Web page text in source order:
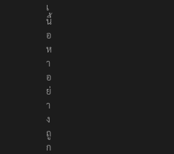
เ
นื้
อ
ห
า
อ
ย่
า
ง
ถู
ก